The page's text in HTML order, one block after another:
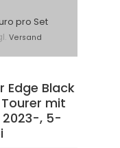
pro Set
Versand
Edge Black
mit
2023-, 5-